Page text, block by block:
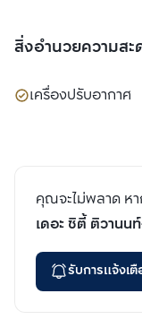
สิ่งอำนวยความส
เครื่องปรับอากาศ
คุณจะไม่พลาด หา
เดอะ ซิตี้ ติวานน
รับการแจ้งเ